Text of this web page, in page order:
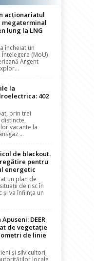
acționariatul
megaterminal
lung la LNG
încheiat un
(MoU)
Argent
la
402
prin trei
vacante la
...
de blackout.
pentru
energetic
un plan de
de risc în
și va înființa un
DEER
de vegetație
de linie
și silvicultori,